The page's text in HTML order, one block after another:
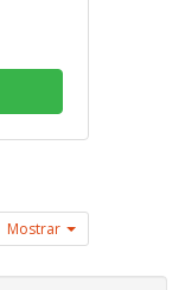
Mostrar